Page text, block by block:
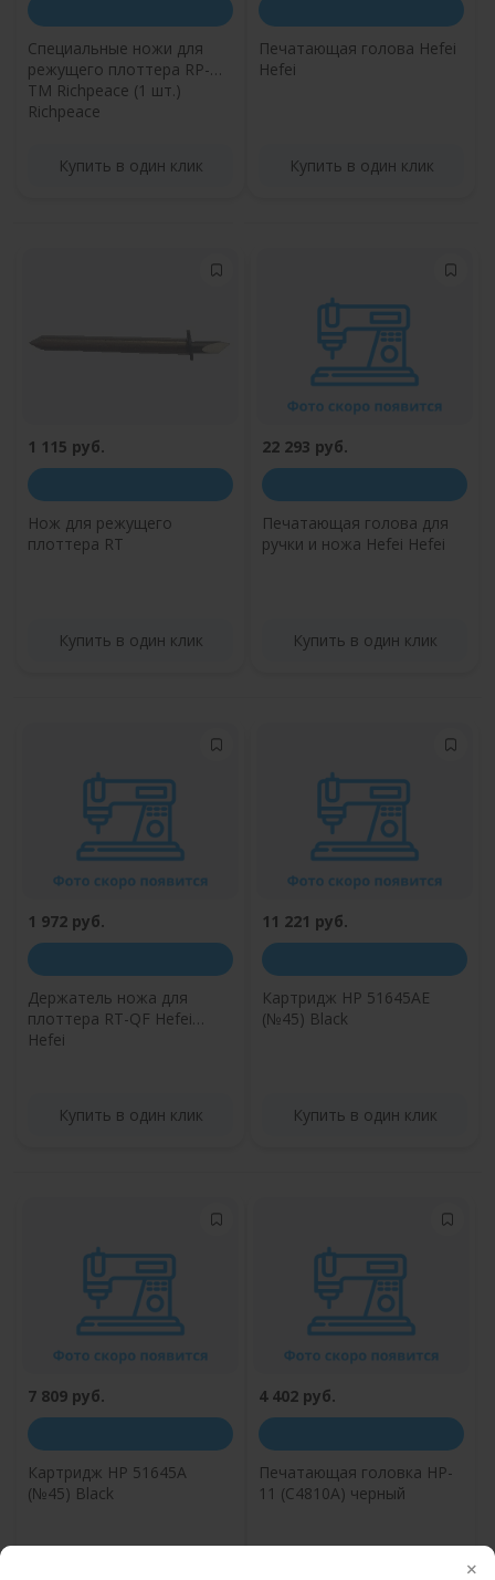
Специальные ножи для
режущего плоттера RP-
TM Richpeace (1 шт.)
Richpeace
Купить в один клик
Печатающая голова Hefei
Hefei
Купить в один клик
1 115 руб.
Нож для режущего
плоттера RT
Купить в один клик
22 293 руб.
Печатающая голова для
ручки и ножа Hefei Hefei
Купить в один клик
1 972 руб.
Держатель ножа для
плоттера RT-QF Hefei
Hefei
Купить в один клик
11 221 руб.
Картридж HP 51645АE
(№45) Black
Купить в один клик
7 809 руб.
Картридж HP 51645А
(№45) Black
4 402 руб.
Печатающая головка HP-
11 (C4810A) черный